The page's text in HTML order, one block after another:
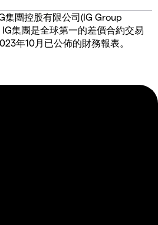
團控股有限公司(IG Group
集團是全球第一的差價合約交易
年10月已公佈的財務報表。